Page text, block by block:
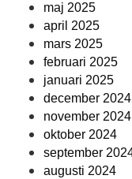
maj 2025
april 2025
mars 2025
februari 2025
januari 2025
december 2024
november 2024
oktober 2024
september
augusti 2024